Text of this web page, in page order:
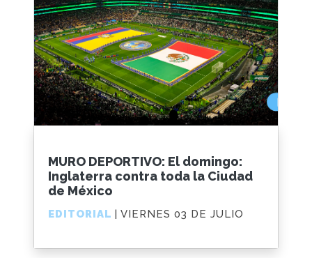
MURO DEPORTIVO: El domingo:
Inglaterra contra toda la Ciudad
de México
EDITORIAL | VIERNES 03 DE JULIO